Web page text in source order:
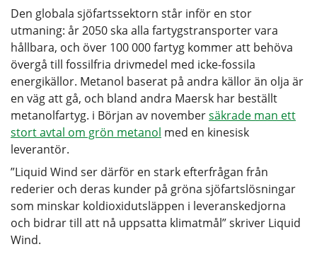
Den globala sjöfartssektorn står inför en stor
utmaning: år 2050 ska alla fartygstransporter vara
hållbara, och över 100 000 fartyg kommer att behöva
övergå till fossilfria drivmedel med icke-fossila
energikällor. Metanol baserat på andra källor än olja är
en väg att gå, och bland andra Maersk har beställt
metanolfartyg. i Början av novembersäkrade man ett
stort avtal om grön metanol med en kinesisk
leverantör.
”Liquid Wind ser därför en stark efterfrågan från
rederier och deras kunder på gröna sjöfartslösningar
som minskar koldioxidutsläppen i leveranskedjorna
och bidrar till att nå uppsatta klimatmål” skriver Liquid
Wind.